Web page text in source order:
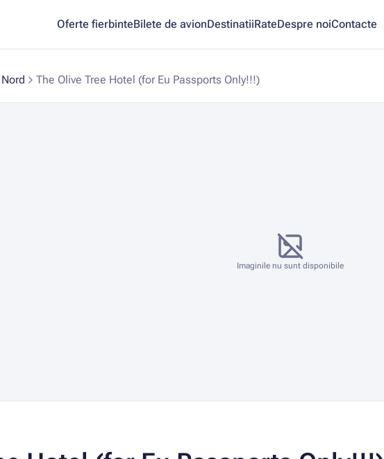
Oferte fierbinteBilete de avionDestinatiiRateDespre noiContacte
The Olive Tree Hotel (for Eu Passports Only!!!)
Imaginile nu sunt disponibile